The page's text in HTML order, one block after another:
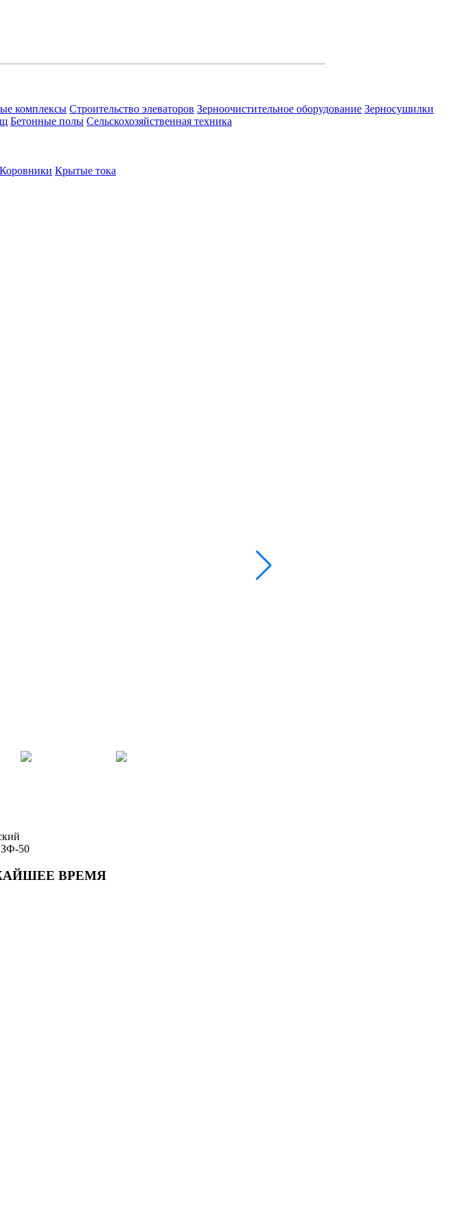
комплексы Строительство элеваторов Зерноочистительное оборудование Зерносушилки
Бетонные полы Сельскохозяйственная техника
Коровники Крытые тока
50
ВРЕМЯ